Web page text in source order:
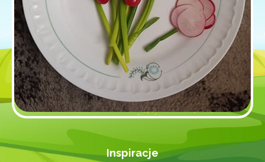
Inspiracje